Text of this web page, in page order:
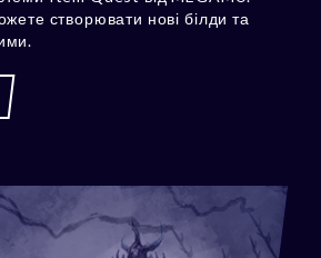
створювати нові білди та